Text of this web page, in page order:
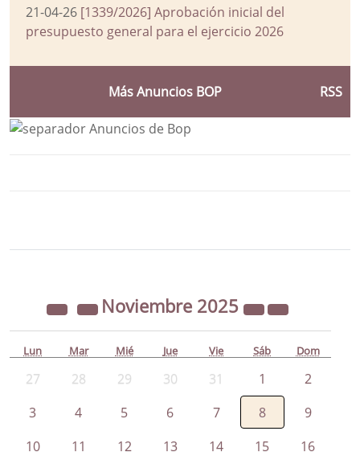
21-04-26 [1339/2026] Aprobación inicial del
presupuesto general para el ejercicio 2026
Más Anuncios BOP RSS
Noviembre 2025
Lun Mar Mié Jue Vie Sáb Dom
27 28 29 30 31 1
2
3
4 5 6 7 8
9
10
11 12 13 14 15 16